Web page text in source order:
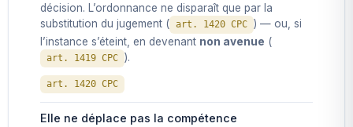
décision. L’ordonnance ne disparaît que par la
substitution du jugement ( art. 1420 CPC ) — ou, si
l’instance s’éteint, en devenant non avenue (
art. 1419 CPC ).
art. 1420 CPC
Elle ne déplace pas la compétence